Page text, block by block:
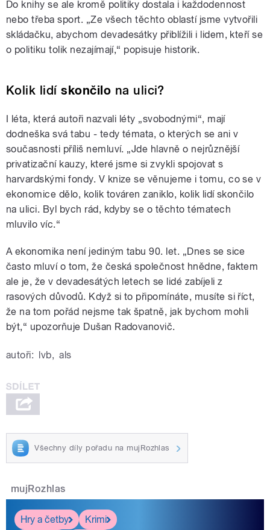
Do knihy se ale kromě politiky dostala i každodennost
nebo třeba sport. „Ze všech těchto oblastí jsme vytvořili
skládačku, abychom devadesátky přiblížili i lidem, kteří se
o politiku tolik nezajímají,“ popisuje historik.
Kolik lidískončilo na ulici?
I léta, která autoři nazvali léty „svobodnými“, mají
dodneška svá tabu - tedy témata, o kterých se ani v
současnosti příliš nemluví. „Jde hlavně o nejrůznější
privatizační kauzy, které jsme si zvykli spojovat s
harvardskými fondy. V knize se věnujeme i tomu, co se v
ekonomice dělo, kolik továren zaniklo, kolik lidí skončilo
na ulici. Byl bych rád, kdyby se o těchto tématech
mluvilo víc.“
A ekonomika není jediným tabu 90. let. „Dnes se sice
často mluví o tom, že česká společnost hnědne, faktem
ale je, že v devadesátých letech se lidé zabíjeli z
rasových důvodů. Když si to připomínáte, musíte si říct,
že na tom pořád nejsme tak špatně, jak bychom mohli
být,“ upozorňuje Dušan Radovanovič.
autoři: lvb, als
Všechny díly pořadu na mujRozhlas
mujRozhlas
Hry a četby
Krimi